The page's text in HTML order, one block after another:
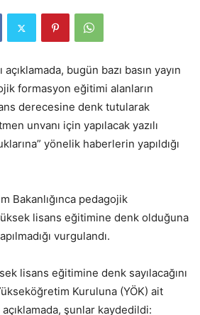
açıklamada, bugün bazı basın yayın
formasyon eğitimi alanların
derecesine denk tutularak
unvanı için yapılacak yazılı
yönelik haberlerin yapıldığı
Bakanlığınca pedagojik
lisans eğitimine denk olduğuna
vurgulandı.
lisans eğitimine denk sayılacağını
Kuruluna (YÖK) ait
şunlar kaydedildi: